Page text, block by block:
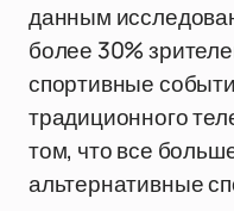
данным
более 30%
спортивные
традиционного
том, что все
альтернативные